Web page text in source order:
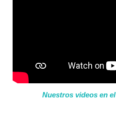
Nuestros videos en